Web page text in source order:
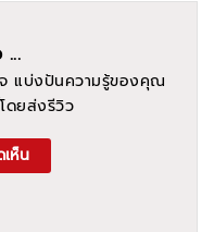
...
แบ่งปันความรู้ของคุณ
ดยส่งรีวิว
ห็น